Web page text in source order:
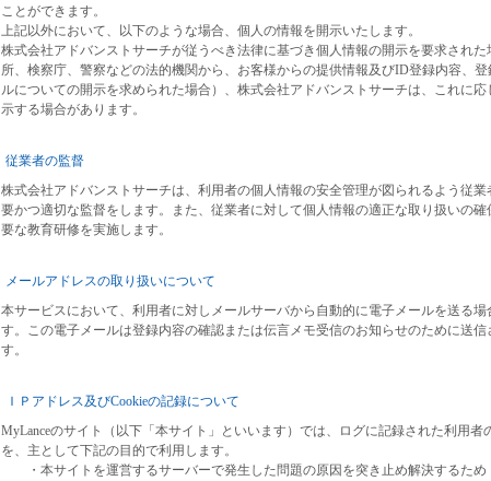
ことができます。
上記以外において、以下のような場合、個人の情報を開示いたします。
株式会社アドバンストサーチが従うべき法律に基づき個人情報の開示を要求された
所、検察庁、警察などの法的機関から、お客様からの提供情報及びID登録内容、登
ルについての開示を求められた場合）、株式会社アドバンストサーチは、これに応
示する場合があります。
従業者の監督
株式会社アドバンストサーチは、利用者の個人情報の安全管理が図られるよう従業
要かつ適切な監督をします。また、従業者に対して個人情報の適正な取り扱いの確
要な教育研修を実施します。
メールアドレスの取り扱いについて
本サービスにおいて、利用者に対しメールサーバから自動的に電子メールを送る場
す。この電子メールは登録内容の確認または伝言メモ受信のお知らせのために送信
す。
ＩＰアドレス及びCookieの記録について
MyLanceのサイト（以下「本サイト」といいます）では、ログに記録された利用者
を、主として下記の目的で利用します。
・本サイトを運営するサーバーで発生した問題の原因を突き止め解決するため